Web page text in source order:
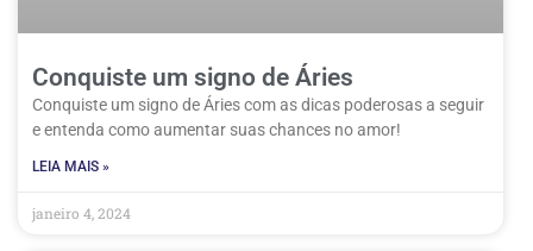
Conquiste um signo de Áries
Conquiste um signo de Áries com as dicas poderosas a seguir
e entenda como aumentar suas chances no amor!
LEIA MAIS »
janeiro 4, 2024